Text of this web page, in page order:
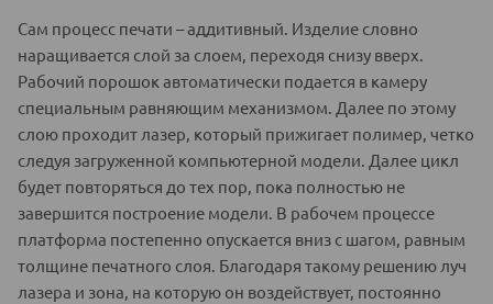
Сам процесс печати – аддитивный. Изделие словно
наращивается слой за слоем, переходя снизу вверх.
Рабочий порошок автоматически подается в камеру
специальным равняющим механизмом. Далее по этому
слою проходит лазер, который прижигает полимер, четко
следуя загруженной компьютерной модели. Далее цикл
будет повторяться до тех пор, пока полностью не
завершится построение модели. В рабочем процессе
платформа постепенно опускается вниз с шагом, равным
толщине печатного слоя. Благодаря такому решению луч
лазера и зона, на которую он воздействует, постоянно